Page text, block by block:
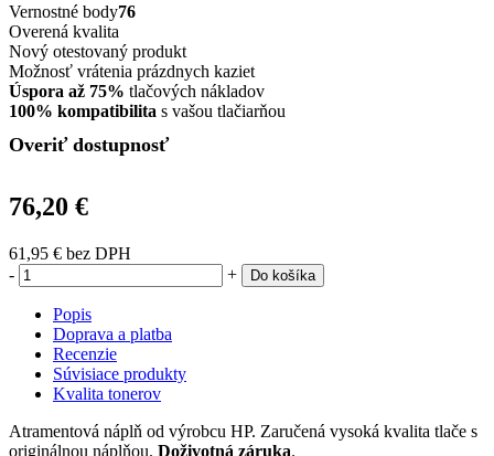
Vernostné body76
Overená kvalita
Nový otestovaný produkt
Možnosť vrátenia prázdnych kaziet
Úspora až 75% tlačových nákladov
100% kompatibilita s vašou tlačiarňou
Overiť dostupnosť
76,20 €
61,95 € bez DPH
-
+ Do košíka
Popis
Doprava a platba
Recenzie
Súvisiace produkty
Kvalita tonerov
Atramentová náplň od výrobcu HP. Zaručená vysoká kvalita tlače s
originálnou náplňou. Doživotná záruka.